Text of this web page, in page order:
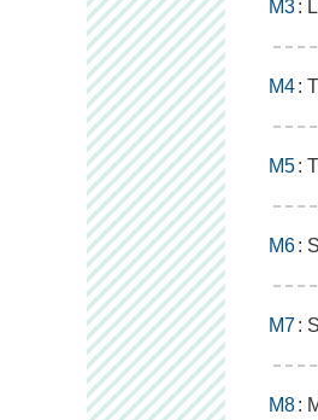
M3:
M4:
M5:
M6:
M7:
M8: